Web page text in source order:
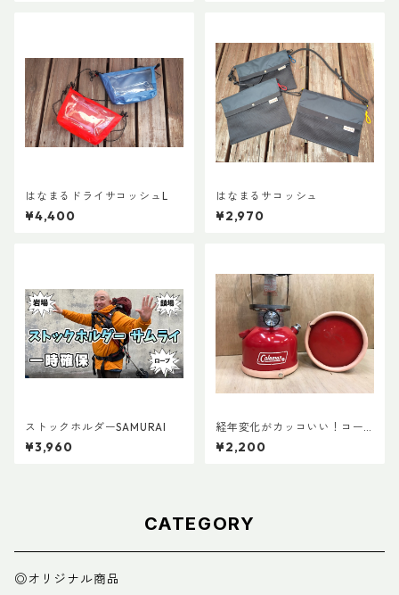
はなまるドライサコッシュL
¥4,400
はなまるサコッシュ
¥2,970
ストックホルダーSAMURAI
¥3,960
経年変化がカッコいい！コー
ルマン・ランタン用ボトムレ
ザーカバー135mm
¥2,200
CATEGORY
◎オリジナル商品